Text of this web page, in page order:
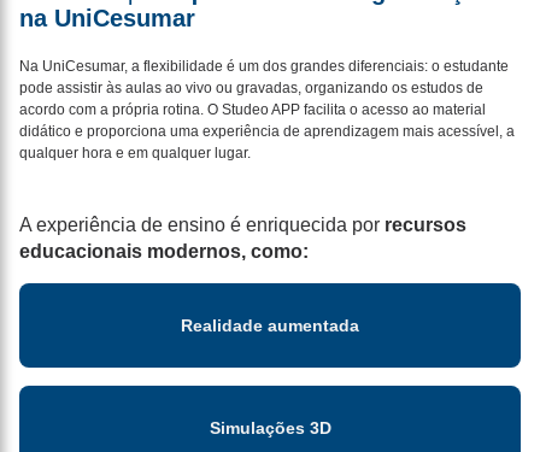
na UniCesumar
Na UniCesumar, a flexibilidade é um dos grandes diferenciais: o estudante
pode assistir às aulas ao vivo ou gravadas, organizando os estudos de
acordo com a própria rotina. O Studeo APP facilita o acesso ao material
didático e proporciona uma experiência de aprendizagem mais acessível, a
qualquer hora e em qualquer lugar.
A experiência de ensino é enriquecida por recursos
educacionais modernos, como:
Realidade aumentada
Simulações 3D